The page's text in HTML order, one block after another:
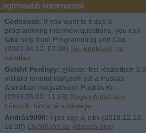
kommentek
Codeavail: If you want to crack a
programming interview questions, you can
take help from Programming and Cod...
(2023.04.12. 07:28) Se rendkívüli, se
váratlan
Gellért Perényy: @lavór: két részletben 3,9
milliárd forintot irányzott elő a Puskás
Arénában megvalósuló Puskás Ki...
(2019.05.22. 11:18) Rogán Antal nem
bűnözik, nincs rá szüksége
András9090: Írjon egy új cikk (2018.12.13.
16:28) Elköltözött az Átlátszó blog